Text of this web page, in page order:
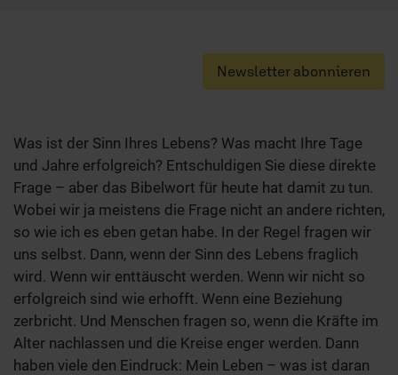
Newsletter abonnieren
Was ist der Sinn Ihres Lebens? Was macht Ihre Tage
und Jahre erfolgreich? Entschuldigen Sie diese direkte
Frage – aber das Bibelwort für heute hat damit zu tun.
Wobei wir ja meistens die Frage nicht an andere richten,
so wie ich es eben getan habe. In der Regel fragen wir
uns selbst. Dann, wenn der Sinn des Lebens fraglich
wird. Wenn wir enttäuscht werden. Wenn wir nicht so
erfolgreich sind wie erhofft. Wenn eine Beziehung
zerbricht. Und Menschen fragen so, wenn die Kräfte im
Alter nachlassen und die Kreise enger werden. Dann
haben viele den Eindruck: Mein Leben – was ist daran